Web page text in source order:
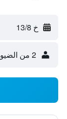
خ 13/8
2 من الضيوف، غرفة واحدة